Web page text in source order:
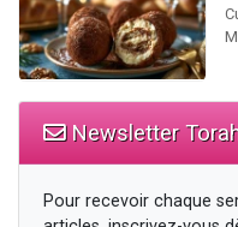
Newsletter
Pour recevoir chaque